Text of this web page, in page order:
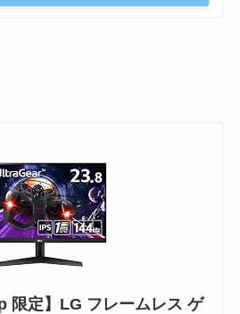
限定】LG フレームレス ゲ